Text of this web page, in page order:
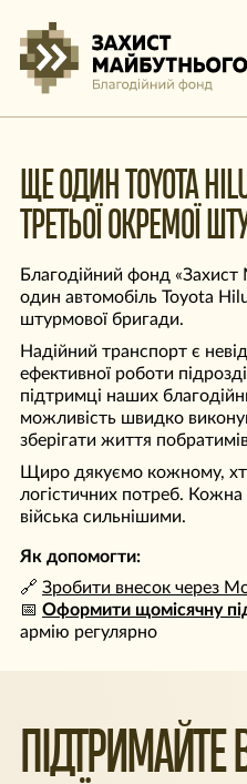
ЩЕ ОДИН TOYOTA
ТРЕТЬОЇ ОКРЕМОЇ
Благодійний фонд
один автомобіль Toyota
штурмової бригади.
Надійний транспорт є
ефективної роботи
підтримці наших
можливість швидко
зберігати життя
Щиро дякуємо кожному,
логістичних потреб.
війська сильнішими.
Як допомогти:
🔗 Зробити внесок через
📅 Оформити щомісячну
армію регулярно